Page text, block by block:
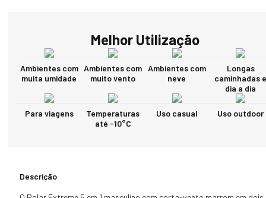
Melhor Utilização
Ambientes com
muita umidade
Ambientes com
muito vento
Ambientes com
neve
Longas
caminhadas
dia a dia
Para viagens
Temperaturas
até -10°C
Uso casual Uso outdoor
Descrição